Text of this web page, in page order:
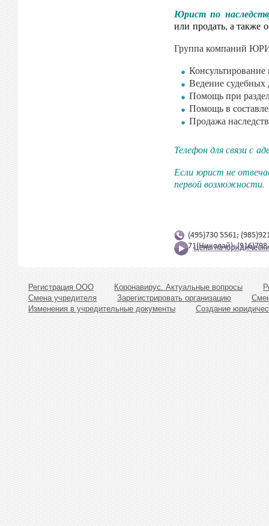
Юрист по
или продать, а также
Группа компаний
Ведение судебных
Помощь при
Помощь в
Продажа
Телефон для связи с
Если юрист не
первой возможности.
(495)730 5561;
71(Николай);
Цены на
Регистрация ООО Коронавирус. Актуальные вопросы
Смена учредителя
Зарегистрировать организацию
Изменения в учредительные документы
Создание